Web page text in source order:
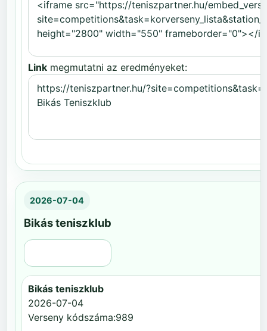
Link megmutatni az eredményeket:
2026-07-04
Bikás teniszklub
Bikás teniszklub
2026-07-04
Verseny kódszáma:989